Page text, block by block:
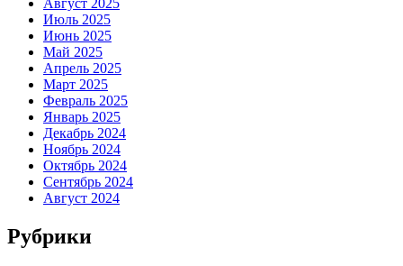
Август 2025
Июль 2025
Июнь 2025
Май 2025
Апрель 2025
Март 2025
Февраль 2025
Январь 2025
Декабрь 2024
Ноябрь 2024
Октябрь 2024
Сентябрь 2024
Август 2024
Рубрики